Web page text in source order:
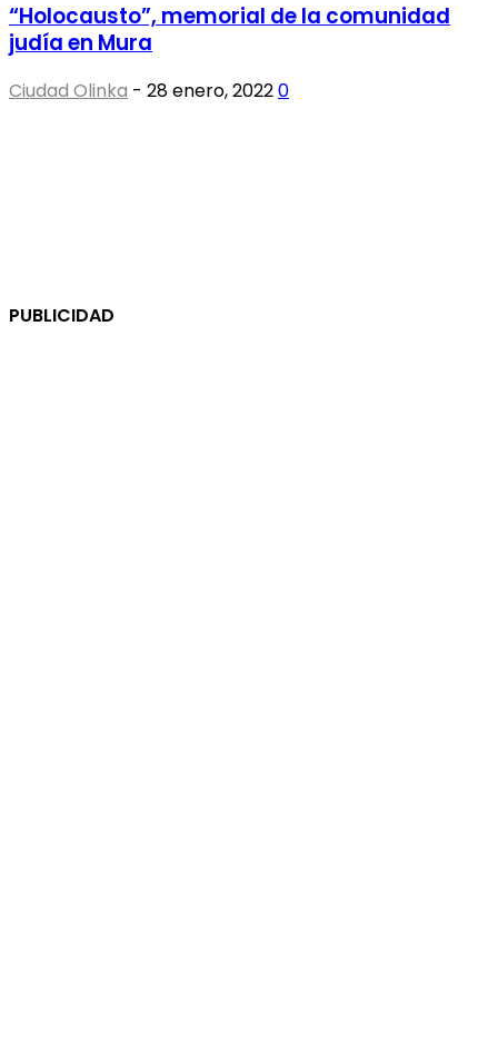
“Holocausto”, memorial de la comunidad
judía en Mura
Ciudad Olinka - 28 enero, 20220
PUBLICIDAD